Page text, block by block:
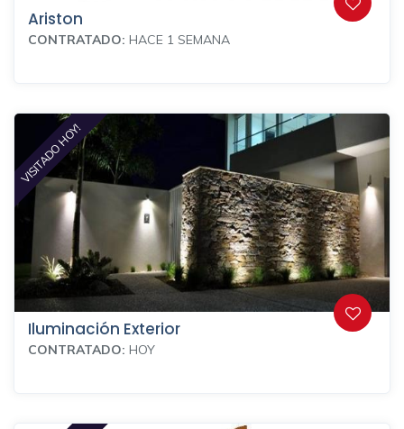
Ariston
CONTRATADO: HACE 1 SEMANA
VISITADO HOY!
Iluminación Exterior
CONTRATADO: HOY